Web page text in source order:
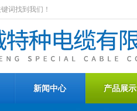
键词找到我们！
新闻中心 产品展示